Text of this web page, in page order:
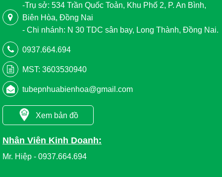
-Trụ sở: 534 Trần Quốc Toản, Khu Phố 2, P. An Bình,
Biên Hòa, Đồng Nai
- Chi nhánh: N 30 TDC sân bay, Long Thành, Đồng Nai.
0937.664.694
MST: 3603530940
tubepnhuabienhoa@gmail.com
Xem bản đồ
Nhân Viên Kinh Doanh:
Mr. Hiệp - 0937.664.694